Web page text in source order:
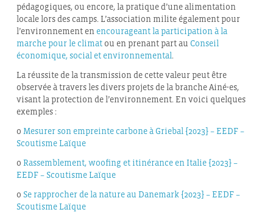
pédagogiques, ou encore, la pratique d’une alimentation
locale lors des camps. L’association milite également pour
l’environnement enencourageant la participation à la
marche pour le climatou en prenant part au Conseil
économique, social et environnemental.
La réussite de la transmission de cette valeur peut être
observée à travers les divers projets de la branche Ainé⸱es,
visant la protection de l’environnement. En voici quelques
exemples :
o Mesurer son empreinte carbone à Griebal [2023] – EEDF –
Scoutisme Laïque
o Rassemblement, woofing et itinérance en Italie [2023] –
EEDF – Scoutisme Laïque
o Se rapprocher de la nature au Danemark [2023] – EEDF –
Scoutisme Laïque